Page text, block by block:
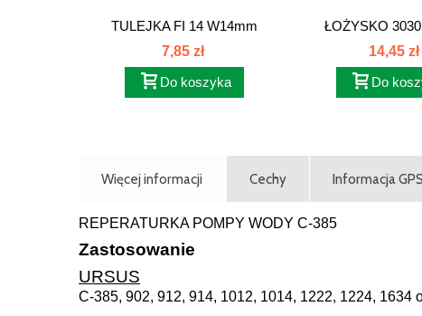
TULEJKA FI 14 W14mm
80402037
7,85 zł
Do koszyka
ŁOŻYSKO
14,45 zł
Do
Więcej informacji Cechy Informacja
REPERATURKA POMPY WODY C-385
Zastosowanie
URSUS
C-385, 902, 912, 914, 1012, 1014, 1222, 1224, 1634